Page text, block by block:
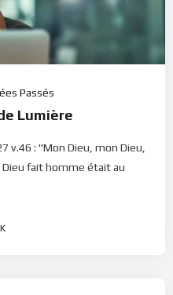
Passés
Lumière
v.46 : "Mon Dieu, mon Dieu,
fait homme était au